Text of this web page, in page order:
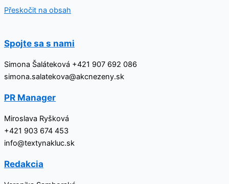
Přeskočit na obsah
Spojte sa s nami
Simona Šaláteková +421 907 692 086
simona.salatekova@akcnezeny.sk
PR Manager
Miroslava Ryšková
+421 903 674 453
info@textynakluc.sk
Redakcia